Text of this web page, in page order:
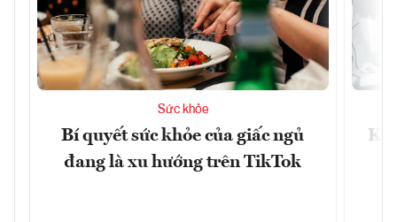
Sức khỏe
Bí quyết sức khỏe của giấc ngủ
đang là xu hướng trên TikTok